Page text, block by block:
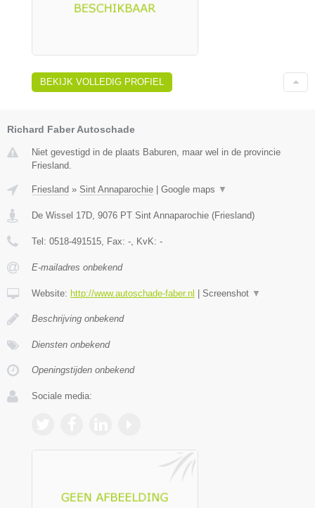
BEKIJK VOLLEDIG PROFIEL
Richard Faber Autoschade
Niet gevestigd in de plaats Baburen, maar wel in de provincie
Friesland.
Friesland » Sint Annaparochie Google maps ▼
De Wissel 17D, 9076 PT Sint Annaparochie (Friesland)
Tel: 0518-491515, Fax: -, KvK: -
E-mailadres onbekend
Website: http://www.autoschade-faber.nl Screenshot ▼
Beschrijving onbekend
Diensten onbekend
Openingstijden onbekend
Sociale media: